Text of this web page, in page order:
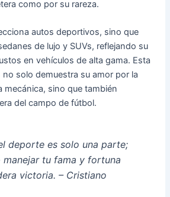
como por su rareza.
autos deportivos, sino que
de lujo y SUVs, reflejando su
en vehículos de alta gama. Esta
solo demuestra su amor por la
mecánica, sino que también
del campo de fútbol.
deporte es solo una parte;
manejar tu fama y fortuna
victoria. – Cristiano